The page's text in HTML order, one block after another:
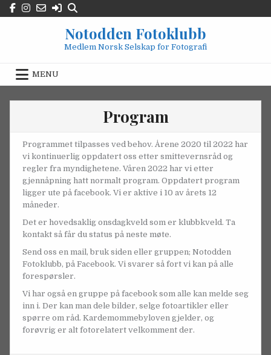
Skip
to
Notodden Fotoklubb
Medlem Norsk Selskap for Fotografi
MENU
Program
Programmet tilpasses ved behov. Årene 2020 til 2022 har
vi kontinuerlig oppdatert oss etter smittevernsråd og
regler fra myndighetene. Våren 2022 har vi etter
gjennåpning hatt normalt program. Oppdatert program
ligger ute på facebook. Vi er aktive i 10 av årets 12
måneder.
Det er hovedsaklig onsdagkveld som er klubbkveld. Ta
kontakt så får du status på neste møte.
Send oss en mail, bruk siden eller gruppen; Notodden
Fotoklubb, på Facebook. Vi svarer så fort vi kan på alle
forespørsler.
Vi har også en gruppe på facebook som alle kan melde seg
inn i. Der kan man dele bilder, selge fotoartikler eller
spørre om råd. Kardemommebyloven gjelder, og
forøvrig er alt fotorelatert velkomment der.